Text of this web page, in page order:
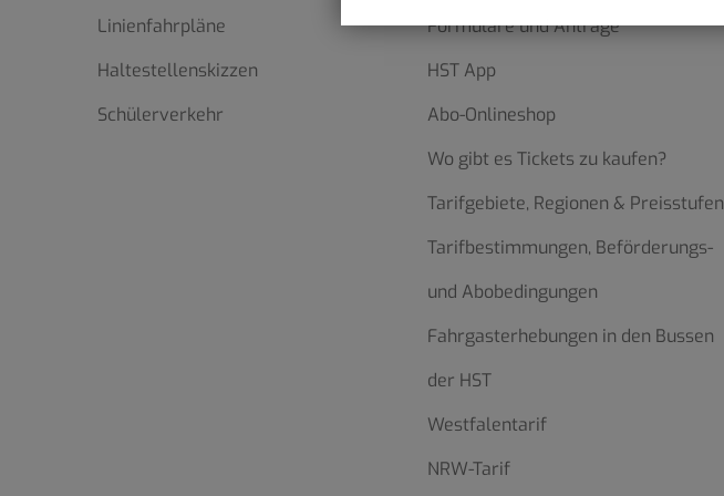
Linienfahrpläne
Haltestellenskizzen
Schülerverkehr
Formulare und Anträge
HST App
Abo-Onlineshop
Wo gibt es Tickets zu kaufen?
Tarifgebiete, Regionen & Preisstufen
Tarifbestimmungen, Beförderungs-
und Abobedingungen
Fahrgasterhebungen in den Bussen
der HST
Westfalentarif
NRW-Tarif